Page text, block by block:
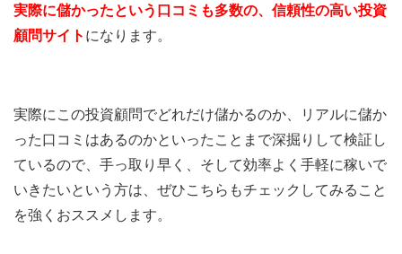
実際に儲かったという口コミも多数の、信頼性の高い投資
顧問サイト になります。
実際にこの投資顧問でどれだけ儲かるのか、リアルに儲か
った口コミはあるのかといったことまで深掘りして検証し
ているので、手っ取り早く、そして効率よく手軽に稼いで
いきたいという方は、ぜひこちらもチェックしてみること
を強くおススメします。